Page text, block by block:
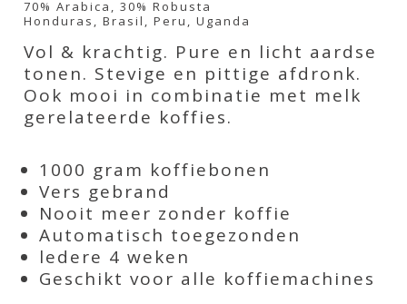
70% Arabica, 30% Robusta
Honduras, Brasil, Peru, Uganda
Vol & krachtig. Pure en licht aardse
tonen. Stevige en pittige afdronk.
Ook mooi in combinatie met melk
gerelateerde koffies.
1000 gram koffiebonen
Vers gebrand
Nooit meer zonder koffie
Automatisch toegezonden
ledere 4 weken
Geschikt voor alle koffiemachines